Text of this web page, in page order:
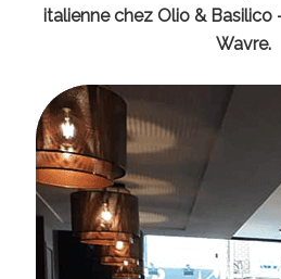
italienne chez Olio & Basilico
Wavre.